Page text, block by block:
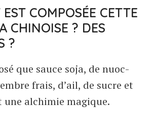
COMPOSÉE CETTE
CHINOISE ? DES
?
que sauce soja, de nuoc-
frais, d’ail, de sucre et
une alchimie magique.